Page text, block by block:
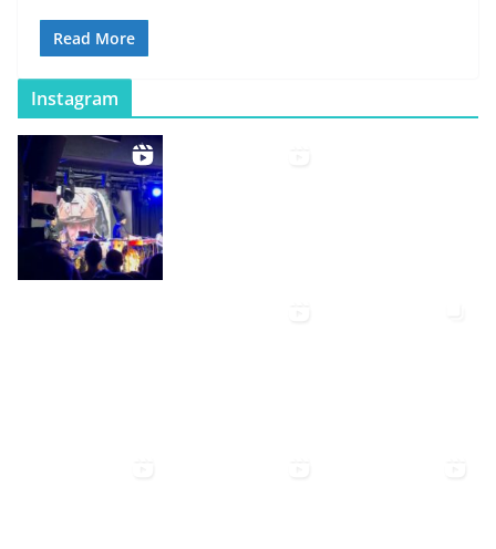
Read More
Instagram